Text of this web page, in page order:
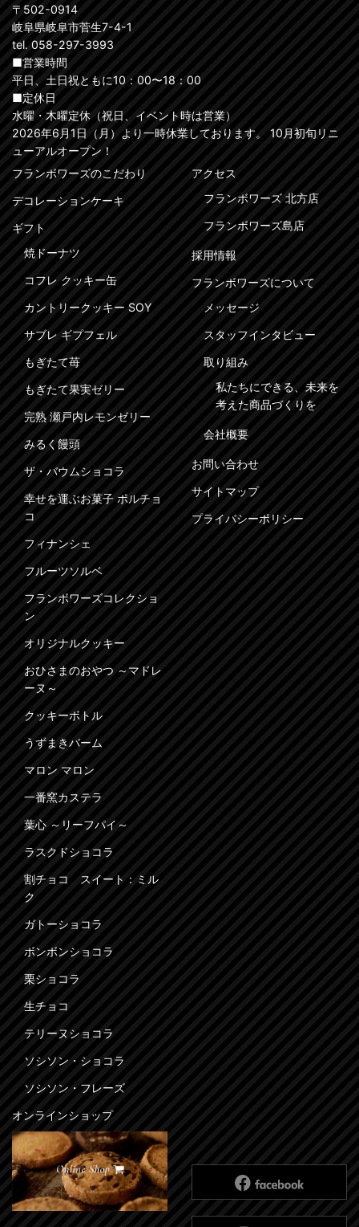
〒502-0914
岐阜県岐阜市菅生7-4-1
tel. 058-297-3993
■営業時間
平日、土日祝ともに10：00〜18：00
■定休日
水曜・木曜定休（祝日、イベント時は営業）
2026年6月1日（月）より一時休業しております。 10月初旬リニ
ューアルオープン！
フランボワーズのこだわり
デコレーションケーキ
ギフト
焼ドーナツ
コフレ クッキー缶
カントリークッキー SOY
サブレ ギプフェル
もぎたて苺
もぎたて果実ゼリー
完熟 瀬戸内レモンゼリー
みるく饅頭
ザ・バウムショコラ
幸せを運ぶお菓子 ポルチョ
コ
フィナンシェ
フルーツソルベ
フランボワーズコレクショ
ン
オリジナルクッキー
おひさまのおやつ ～マドレ
ーヌ～
クッキーボトル
うずまきバーム
マロン マロン
一番窯カステラ
葉心 ～リーフパイ～
ラスクドショコラ
割チョコ スイート：ミル
ク
ガトーショコラ
ボンボンショコラ
栗ショコラ
生チョコ
テリーヌショコラ
ソシソン・ショコラ
ソシソン・フレーズ
アクセス
フランボワーズ 北方店
フランボワーズ島店
採用情報
フランボワーズについて
メッセージ
スタッフインタビュー
取り組み
私たちにできる、未来を
考えた商品づくりを
会社概要
お問い合わせ
サイトマップ
プライバシーポリシー
オンラインショップ